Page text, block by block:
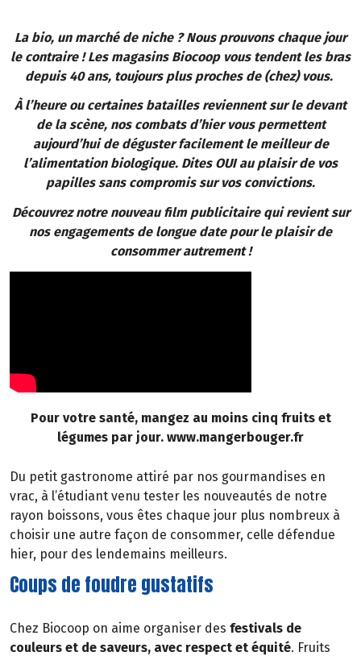
La bio, un marché de niche ? Nous prouvons chaque jour
le contraire ! Les magasins Biocoop vous tendent les bras
depuis 40 ans, toujours plus proches de (chez) vous.
À l’heure ou certaines batailles reviennent sur le devant
de la scène, nos combats d’hier vous permettent
aujourd’hui de déguster facilement le meilleur de
l’alimentation biologique. Dites OUI au plaisir de vos
papilles sans compromis sur vos convictions.
Découvrez notre nouveau film publicitaire qui revient sur
nos engagements de longue date pour le plaisir de
consommer autrement !
Pour votre santé, mangez au moins cinq fruits et
légumes par jour. www.mangerbouger.fr
Du petit gastronome attiré par nos gourmandises en
vrac, à l’étudiant venu tester les nouveautés de notre
rayon boissons, vous êtes chaque jour plus nombreux à
choisir une autre façon de consommer, celle défendue
hier, pour des lendemains meilleurs.
Coups de foudre gustatifs
Chez Biocoop on aime organiser des festivals de
couleurs et de saveurs, avec respect et équité. Fruits